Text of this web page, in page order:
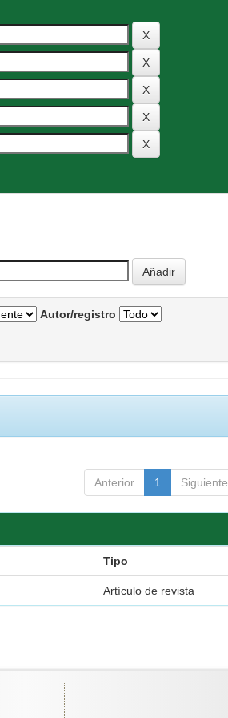
Autor/registro
Anterior 1 Siguiente
Tipo
Artículo de revista